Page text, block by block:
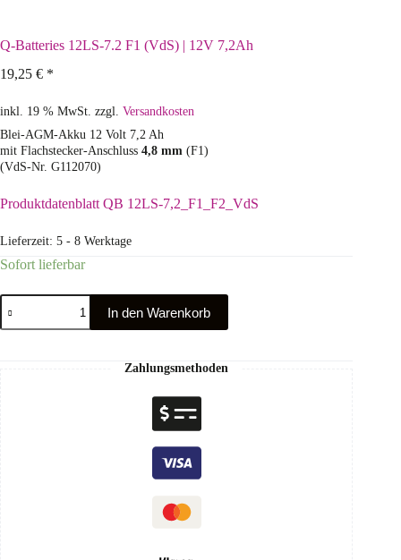
Q-Batteries 12LS-7.2 F1 (VdS) | 12V 7,2Ah
19,25 € *
inkl. 19 % MwSt. zzgl. Versandkosten
Blei-AGM-Akku 12 Volt 7,2 Ah
mit Flachstecker-Anschluss 4,8 mm (F1)
(VdS-Nr. G112070)
Produktdatenblatt QB 12LS-7,2_F1_F2_VdS
Lieferzeit: 5 - 8 Werktage
Sofort lieferbar
In den Warenkorb
Zahlungsmethoden